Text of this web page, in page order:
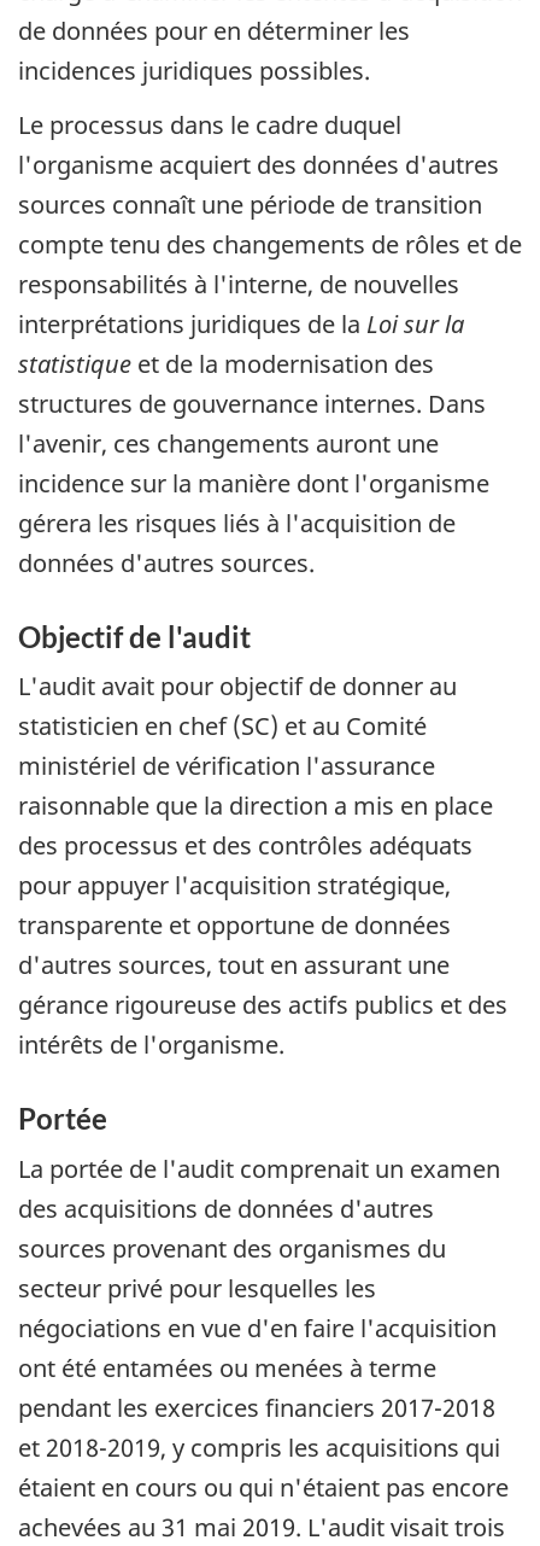
de données pour en déterminer les
incidences juridiques possibles.
Le processus dans le cadre duquel
l'organisme acquiert des données d'autres
sources connaît une période de transition
compte tenu des changements de rôles et de
responsabilités à l'interne, de nouvelles
interprétations juridiques de la Loi sur la
statistique et de la modernisation des
structures de gouvernance internes. Dans
l'avenir, ces changements auront une
incidence sur la manière dont l'organisme
gérera les risques liés à l'acquisition de
données d'autres sources.
Objectif de l'audit
L'audit avait pour objectif de donner au
statisticien en chef (SC) et au Comité
ministériel de vérification l'assurance
raisonnable que la direction a mis en place
des processus et des contrôles adéquats
pour appuyer l'acquisition stratégique,
transparente et opportune de données
d'autres sources, tout en assurant une
gérance rigoureuse des actifs publics et des
intérêts de l'organisme.
Portée
La portée de l'audit comprenait un examen
des acquisitions de données d'autres
sources provenant des organismes du
secteur privé pour lesquelles les
négociations en vue d'en faire l'acquisition
ont été entamées ou menées à terme
pendant les exercices financiers 2017-2018
et 2018-2019, y compris les acquisitions qui
étaient en cours ou qui n'étaient pas encore
achevées au 31 mai 2019. L'audit visait trois